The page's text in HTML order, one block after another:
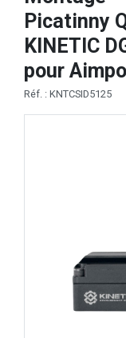
Picatinny
KINETIC
pour
Réf. : KNTCSID5125